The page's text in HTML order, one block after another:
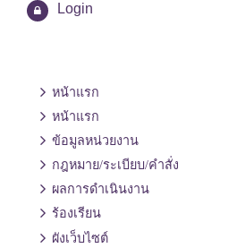
Login
หน้าแรก
หน้าแรก
ข้อมูลหน่วยงาน
กฎหมาย/ระเบียบ/คำสั่ง
ผลการดำเนินงาน
ร้องเรียน
ผังเว็บไซต์